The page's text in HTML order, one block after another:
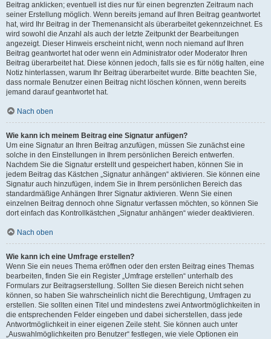
Beitrag anklicken; eventuell ist dies nur für einen begrenzten Zeitraum nach
seiner Erstellung möglich. Wenn bereits jemand auf Ihren Beitrag geantwortet
hat, wird Ihr Beitrag in der Themenansicht als überarbeitet gekennzeichnet. Es
wird sowohl die Anzahl als auch der letzte Zeitpunkt der Bearbeitungen
angezeigt. Dieser Hinweis erscheint nicht, wenn noch niemand auf Ihren
Beitrag geantwortet hat oder wenn ein Administrator oder Moderator Ihren
Beitrag überarbeitet hat. Diese können jedoch, falls sie es für nötig halten, eine
Notiz hinterlassen, warum Ihr Beitrag überarbeitet wurde. Bitte beachten Sie,
dass normale Benutzer einen Beitrag nicht löschen können, wenn bereits
jemand darauf geantwortet hat.
Nach oben
Wie kann ich meinem Beitrag eine Signatur anfügen?
Um eine Signatur an Ihren Beitrag anzufügen, müssen Sie zunächst eine
solche in den Einstellungen in Ihrem persönlichen Bereich entwerfen.
Nachdem Sie die Signatur erstellt und gespeichert haben, können Sie in
jedem Beitrag das Kästchen „Signatur anhängen“ aktivieren. Sie können eine
Signatur auch hinzufügen, indem Sie in Ihrem persönlichen Bereich das
standardmäßige Anhängen Ihrer Signatur aktivieren. Wenn Sie einen
einzelnen Beitrag dennoch ohne Signatur verfassen möchten, so können Sie
dort einfach das Kontrollkästchen „Signatur anhängen“ wieder deaktivieren.
Nach oben
Wie kann ich eine Umfrage erstellen?
Wenn Sie ein neues Thema eröffnen oder den ersten Beitrag eines Themas
bearbeiten, finden Sie ein Register „Umfrage erstellen“ unterhalb des
Formulars zur Beitragserstellung. Sollten Sie diesen Bereich nicht sehen
können, so haben Sie wahrscheinlich nicht die Berechtigung, Umfragen zu
erstellen. Sie sollten einen Titel und mindestens zwei Antwortmöglichkeiten in
die entsprechenden Felder eingeben und dabei sicherstellen, dass jede
Antwortmöglichkeit in einer eigenen Zeile steht. Sie können auch unter
„Auswahlmöglichkeiten pro Benutzer“ festlegen, wie viele Optionen ein